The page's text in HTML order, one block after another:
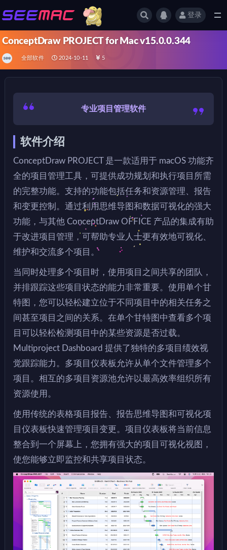
登录
ConceptDraw PROJECT for Mac v15.0.0.344
全部软件 2024-10-11 5
专业项目管理软件
软件介绍
ConceptDraw PROJECT 是一款适用于 macOS 功能齐
全的项目管理工具，可提供成功规划和执行项目所需
的完整功能。支持的功能包括任务和资源管理、报告
和变更控制。通过利用思维导图和数据可视化的强大
功能，与其他 ConceptDraw OFFICE 产品的集成有助
于改进项目管理，可帮助专业人士更有效地可视化、
维护和交流多个项目。
当同时处理多个项目时，使用项目之间共享的团队，
并排跟踪这些项目状态的能力非常重要。使用单个甘
特图，您可以轻松建立位于不同项目中的相关任务之
间甚至项目之间的关系。在单个甘特图中查看多个项
目可以轻松检测项目中的某些资源是否过载。
Multiproject Dashboard 提供了独特的多项目绩效视
觉跟踪能力。多项目仪表板允许从单个文件管理多个
项目。相互的多项目资源池允许以最高效率组织所有
资源使用。
使用传统的表格项目报告、报告思维导图和可视化项
目仪表板快速管理项目变更。项目仪表板将当前信息
整合到一个屏幕上，您拥有强大的项目可视化视图，
使您能够立即监控和共享项目状态。